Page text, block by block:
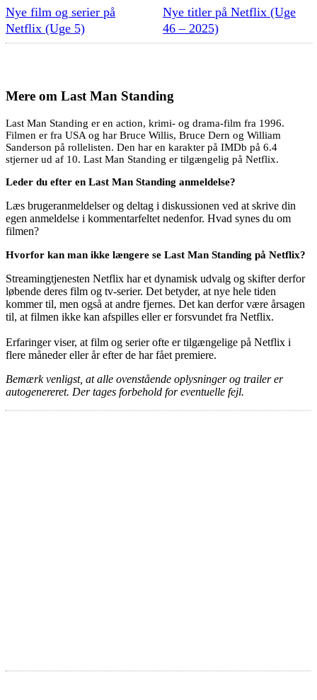
Nye film og serier på
Netflix (Uge 5)
Nye titler på Netflix (Uge
46 – 2025)
Mere om Last Man Standing
Last Man Standing er en action, krimi- og drama-film fra 1996.
Filmen er fra USA og har Bruce Willis, Bruce Dern og William
Sanderson på rollelisten. Den har en karakter på IMDb på 6.4
stjerner ud af 10. Last Man Standing er tilgængelig på Netflix.
Leder du efter en Last Man Standing anmeldelse?
Læs brugeranmeldelser og deltag i diskussionen ved at skrive din
egen anmeldelse i kommentarfeltet nedenfor. Hvad synes du om
filmen?
Hvorfor kan man ikke længere se Last Man Standing på Netflix?
Streamingtjenesten Netflix har et dynamisk udvalg og skifter derfor
løbende deres film og tv-serier. Det betyder, at nye hele tiden
kommer til, men også at andre fjernes. Det kan derfor være årsagen
til, at filmen ikke kan afspilles eller er forsvundet fra Netflix.
Erfaringer viser, at film og serier ofte er tilgængelige på Netflix i
flere måneder eller år efter de har fået premiere.
Bemærk venligst, at alle ovenstående oplysninger og trailer er
autogenereret. Der tages forbehold for eventuelle fejl.